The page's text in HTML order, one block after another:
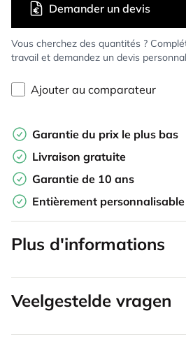
Vous cherchez des quantités ?
travail et demandez un devis
Demander un devis
Ajouter au comparateur
Garantie du prix le plus bas
Livraison gratuite
Garantie de 10 ans
Entièrement
Plus d'informations
Veelgestelde vragen